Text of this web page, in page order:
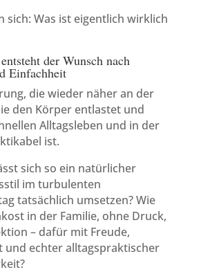
sich: Was ist eigentlich wirklich
der Wunsch nach
Einfachheit
die wieder näher an der
den Körper entlastet und
Alltagsleben und in der
ist.
sich so ein natürlicher
im turbulenten
tatsächlich umsetzen? Wie
in der Familie, ohne Druck,
– dafür mit Freude,
und echter alltagspraktischer